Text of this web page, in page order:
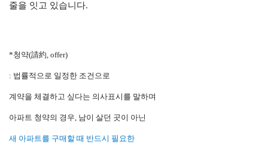
줄을 잇고 있습니다.
*청약(請約, offer)
: 법률적으로 일정한 조건으로
계약을 체결하고 싶다는 의사표시를 말하며
아파트 청약의 경우, 남이 살던 곳이 아닌
새 아파트를 구매할 때 반드시 필요한